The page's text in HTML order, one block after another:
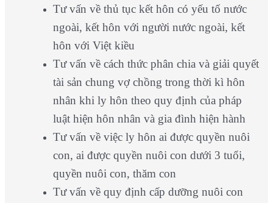
Tư vấn về thủ tục kết hôn có yếu tố nước
ngoài, kết hôn với người nước ngoài, kết
hôn với Việt kiều
Tư vấn về cách thức phân chia và giải quyết
tài sản chung vợ chồng trong thời kì hôn
nhân khi ly hôn theo quy định của pháp
luật hiện hôn nhân và gia đình hiện hành
Tư vấn về việc ly hôn ai được quyền nuôi
con, ai được quyền nuôi con dưới 3 tuổi,
quyền nuôi con, thăm con
Tư vấn về quy định cấp dưỡng nuôi con